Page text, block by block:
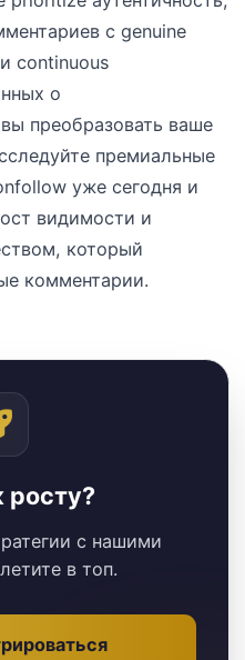
с genuine
continuous
о
преобразовать ваше
премиальные
уже сегодня и
видимости и
который
комментарии.
росту?
с нашими
в топ.